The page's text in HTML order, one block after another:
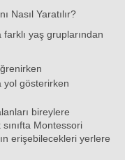
Nasıl Yaratılır?
yaş gruplarından
yol gösterirken
bireylere
Montessori
erişebilecekleri yerlere